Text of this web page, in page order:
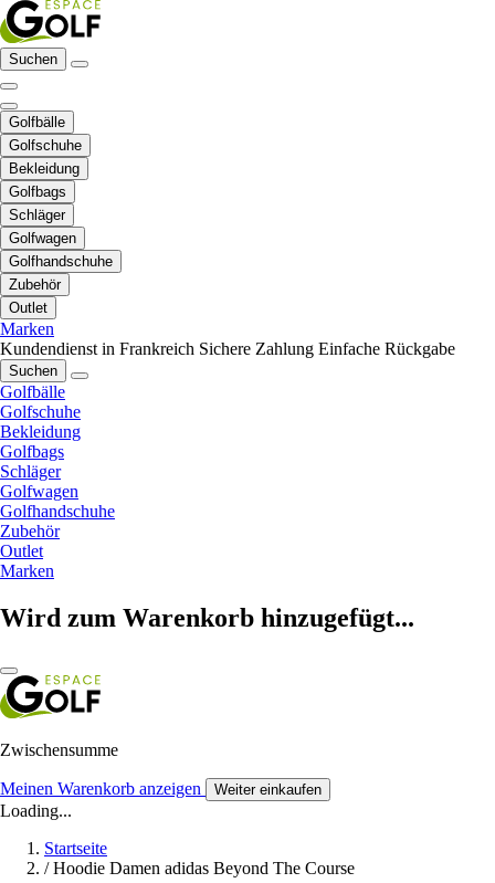
Suchen
Golfbälle
Golfschuhe
Bekleidung
Golfbags
Schläger
Golfwagen
Golfhandschuhe
Zubehör
Outlet
Marken
Kundendienst in Frankreich Sichere Zahlung Einfache Rückgabe
Suchen
Golfbälle
Golfschuhe
Bekleidung
Golfbags
Schläger
Golfwagen
Golfhandschuhe
Zubehör
Outlet
Marken
Wird zum Warenkorb hinzugefügt...
Zwischensumme
Meinen Warenkorb anzeigen Weiter einkaufen
Loading...
Startseite
/ Hoodie Damen adidas Beyond The Course